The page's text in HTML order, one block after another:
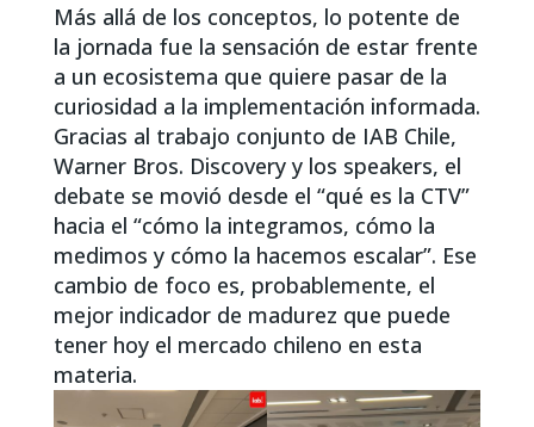
Más allá de los conceptos, lo potente de
la jornada fue la sensación de estar frente
a un ecosistema que quiere pasar de la
curiosidad a la implementación informada.
Gracias al trabajo conjunto de IAB Chile,
Warner Bros. Discovery y los speakers, el
debate se movió desde el “qué es la CTV”
hacia el “cómo la integramos, cómo la
medimos y cómo la hacemos escalar”. Ese
cambio de foco es, probablemente, el
mejor indicador de madurez que puede
tener hoy el mercado chileno en esta
materia.